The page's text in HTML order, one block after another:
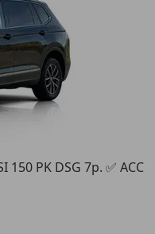
150 PK DSG 7p. ✅ ACC